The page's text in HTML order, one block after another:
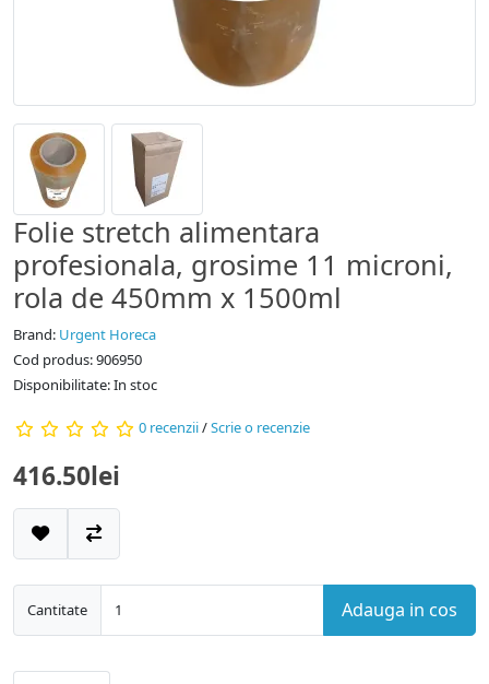
Folie stretch alimentara
profesionala, grosime 11 microni,
rola de 450mm x 1500ml
Brand: Urgent Horeca
Cod produs: 906950
Disponibilitate: In stoc
0 recenzii/Scrie o recenzie
416.50lei
Cantitate Adauga in cos